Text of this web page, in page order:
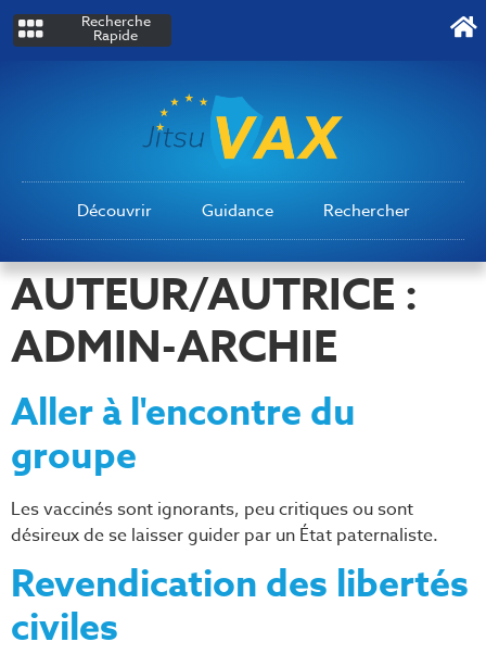
Recherche
Rapide
Découvrir Guidance Rechercher
AUTEUR/AUTRICE :
ADMIN-ARCHIE
Aller à l'encontre du
groupe
Les vaccinés sont ignorants, peu critiques ou sont
désireux de se laisser guider par un État paternaliste.
Revendication des libertés
civiles